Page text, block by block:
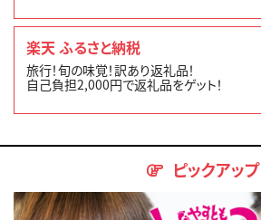
楽天 ふるさと納税
旅行！旬の味覚！訳あり返礼品！
自己負担2,000円で返礼品をゲット！
ピックアップ